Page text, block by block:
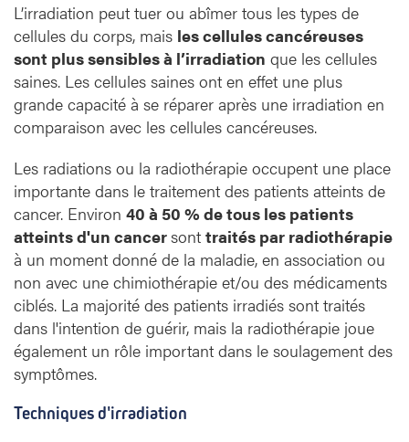
L’irradiation peut tuer ou abîmer tous les types de
cellules du corps, mais les cellules cancéreuses
sont plus sensibles à l’irradiation que les cellules
saines. Les cellules saines ont en effet une plus
grande capacité à se réparer après une irradiation en
comparaison avec les cellules cancéreuses.
Les radiations ou la radiothérapie occupent une place
importante dans le traitement des patients atteints de
cancer. Environ 40 à 50 % de tous les patients
atteints d'un cancersont traités par radiothérapie
à un moment donné de la maladie, en association ou
non avec une chimiothérapie et/ou des médicaments
ciblés. La majorité des patients irradiés sont traités
dans l'intention de guérir, mais la radiothérapie joue
également un rôle important dans le soulagement des
symptômes.
Techniques d'irradiation